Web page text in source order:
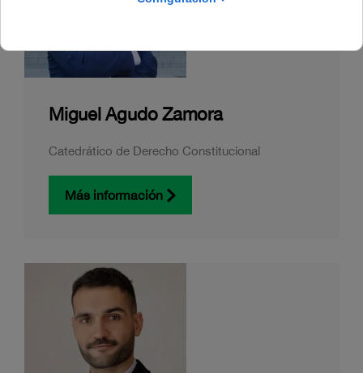
Miguel Agudo Zamora
Catedrático de Derecho Constitucional
Más información